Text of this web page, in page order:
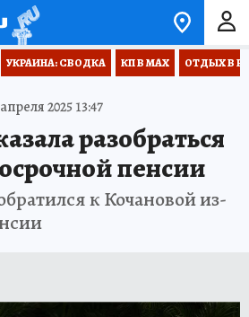
УКРАИНА: СВОДКА КП В МАХ ОТДЫХ В
2025 13:47
разобраться
пенсии
к Кочановой из-